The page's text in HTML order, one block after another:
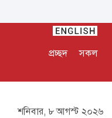
প্রচ্ছদ সকল
শনিবার, ৮ আগস্ট ২০২৬